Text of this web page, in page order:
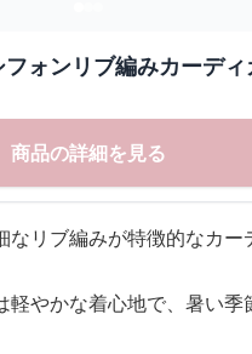
ォンリブ編みカーディ
商品の詳細を見る
なリブ編みが特徴的なカー
軽やかな着心地で、暑い季